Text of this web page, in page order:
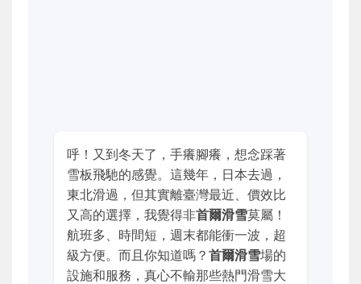
呼！又到冬天了，手癢腳癢，想念踩著
雪板飛馳的感覺。這幾年，日本去過，
東北滑過，但其實離臺灣最近、價效比
又高的選擇，我覺得非首爾滑雪莫屬！
航班多、時間短，週末都能衝一波，超
級方便。而且你知道嗎？ 首爾滑雪場的
設施和服務，真心不輸那些熱門滑雪大